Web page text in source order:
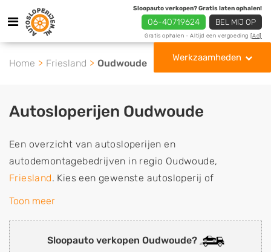
Sloopauto verkopen? Gratis laten ophalen!
06-40719624 BEL MIJ OP
Gratis ophalen - Altijd een vergoeding [Ad]
Werkzaamheden
Home Friesland Oudwoude
Sloopauto verkopen Oudwoude?
Autosloperijen Oudwoude
Een overzicht van autosloperijen en
autodemontagebedrijven in regio Oudwoude,
Friesland. Kies een gewenste autosloperij of
autosloop uit de lijst die gespecialiseerd is in de
onderdelen of in de inkoop van sloopauto's,
schadeauto's en tweedehands auto's (ook zonder apk
Toon meer